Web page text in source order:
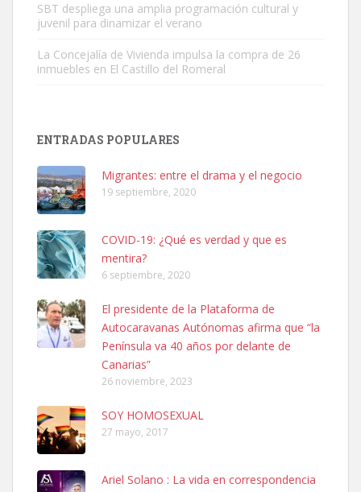
Leales.org » Gran Canaria
SHIBA PERDIDO AVDA JOSE MESA Y LOPEZ
PERRO MACHO RAZA SHIBA CON MICROCHIP PERDIDO HOY
06/07/2025 ZONA MESA Y LOPEZ. ES MUY ASUSTADIZO
Leales.org » Gran Canaria
6.7.2025
Ninfa perdida
SBT despliega una amplia programación cultural y
juvenil para dinamizar el verano
La Concejalía de Vivienda impulsa la compra de 26
inmuebles en El Castillo del Romeral
ENTRADAS POPULARES
Migrantes: entre el drama y el negocio
19 septiembre, 2020
COVID-19: ¿Qué es verdad y que es
mentira?
6 septiembre, 2020
El presidente de la Plataforma de
Autocaravanas Autónomas afirma que “la
Península va 40 años por delante de
Canarias”
26 noviembre, 2023
SOY HOMOSEXUAL
27 mayo, 2017
Ariel Solano : La vida en correspondencia